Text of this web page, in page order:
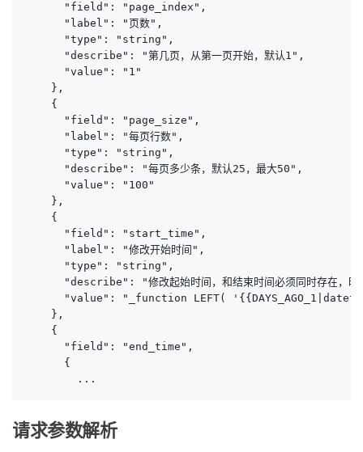
      "field": "page_index",
      "label": "页数",
      "type": "string",
      "describe": "第几页，从第一页开始，默认1",
      "value": "1"
    },
    {
      "field": "page_size",
      "label": "每页行数",
      "type": "string",
      "describe": "每页多少条，默认25，最大50",
      "value": "100"
    },
    {
      "field": "start_time",
      "label": "修改开始时间",
      "type": "string",
"describe": "修改起始时间，和结束时间必须同时存在，时
"value": "_function LEFT(
    },
    {
      "field": "end_time",
      {
        ...
请求参数解析